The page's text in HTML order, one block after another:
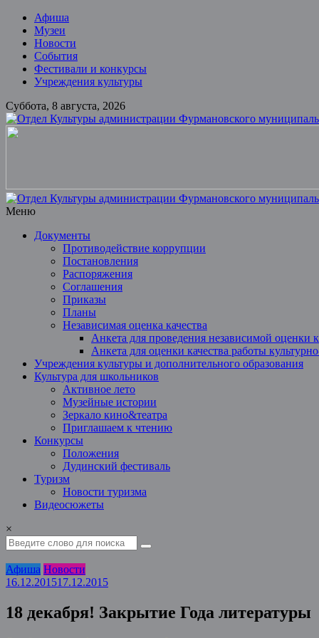
Skip
content
Афиша
Музеи
Новости
События
Фестивали и конкурсы
Учреждения культуры
Суббота, 8 августа, 2026
Фурмановского
муниципального
Муниципальное
учреждение
Меню
Документы
Противодействие коррупции
Постановления
Распоряжения
Соглашения
Приказы
Планы
Независимая оценка качества
Анкета для проведения независимой оценки
Анкета для оценки качества работы
Учреждения культуры и дополнительного образования
Культура для школьников
Активное лето
Музейные истории
Зеркало кино&театра
Приглашаем к чтению
Конкурсы
Положения
Дудинский фестиваль
Туризм
Новости туризма
Видеосюжеты
×
Афиша Новости
16.12.201517.12.2015
18 декабря! Закрытие Года литературы